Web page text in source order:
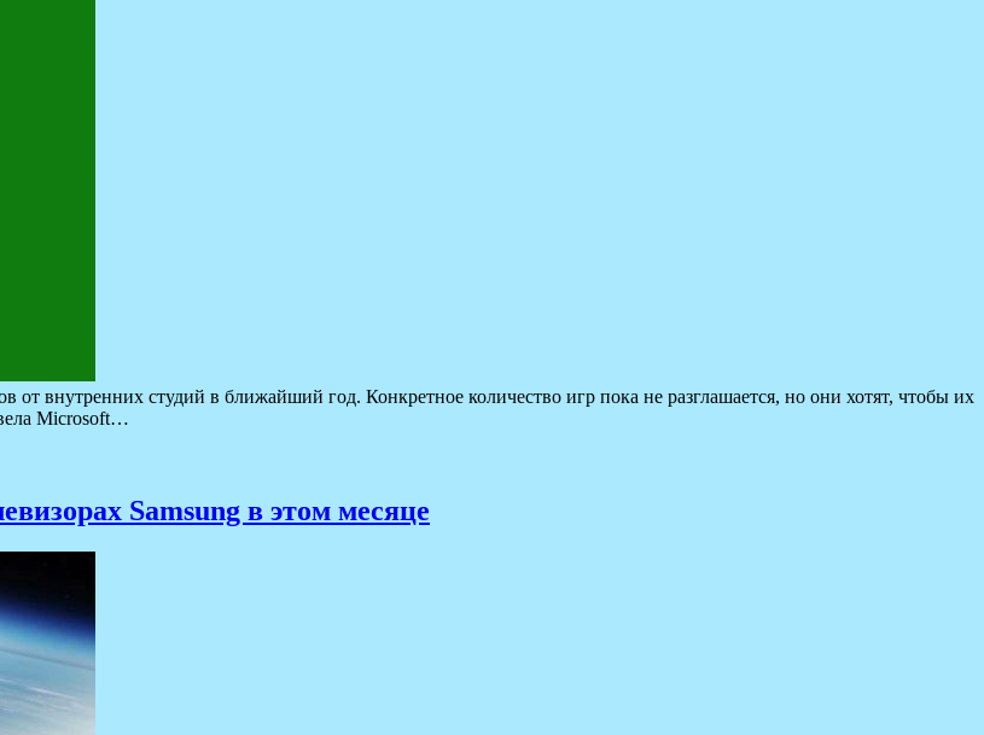
внутренних студий в ближайший год. Конкретное количество игр пока не разглашается, но они хотят, чтобы их
Microsoft…
Samsung в этом месяце